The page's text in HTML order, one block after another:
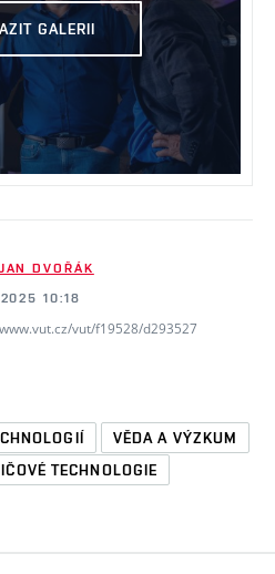
GALERII
DVOŘÁK
10:18
vut/f19528/d293527
VĚDA A VÝZKUM
TECHNOLOGIE